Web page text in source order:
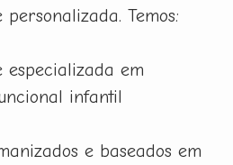
Temos:
especializada em
infantil
e baseados em